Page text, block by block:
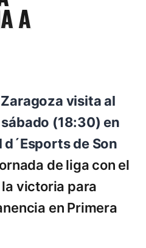
A
visita al
(18:30) en
de Son
de liga con el
victoria para
en Primera